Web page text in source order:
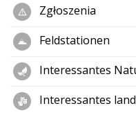
Zgłoszenia
Feldstationen
Interessantes
Interessantes